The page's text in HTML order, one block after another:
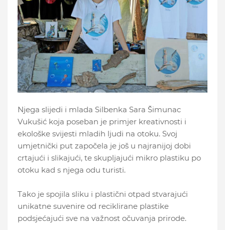
Njega slijedi i mlada Silbenka Sara Šimunac
Vukušić koja poseban je primjer kreativnosti i
ekološke svijesti mladih ljudi na otoku. Svoj
umjetnički put započela je još u najranijoj dobi
crtajući i slikajući, te skupljajući mikro plastiku po
otoku kad s njega odu turisti.
Tako je spojila sliku i plastični otpad stvarajući
unikatne suvenire od reciklirane plastike
podsjećajući sve na važnost očuvanja prirode.